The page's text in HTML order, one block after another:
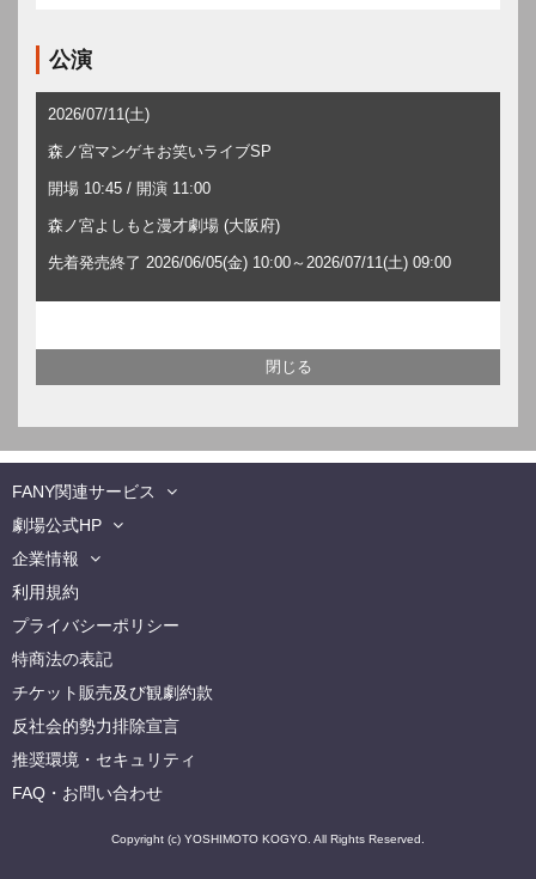
公演
2026/07/11(土)
森ノ宮マンゲキお笑いライブSP
開場 10:45 / 開演 11:00
森ノ宮よしもと漫才劇場 (大阪府)
先着発売終了 2026/06/05(金) 10:00～2026/07/11(土) 09:00
FANY関連サービス
劇場公式HP
企業情報
利用規約
プライバシーポリシー
特商法の表記
チケット販売及び観劇約款
反社会的勢力排除宣言
推奨環境・セキュリティ
FAQ・お問い合わせ
Copyright (c) YOSHIMOTO KOGYO. All Rights Reserved.